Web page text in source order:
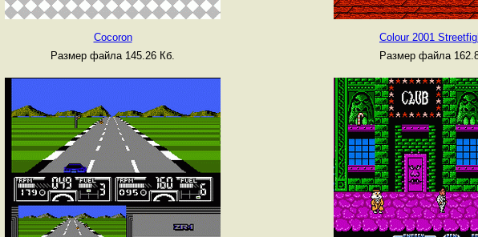
Cocoron
Размер файла 145.26 Кб.
Colour 2001
Размер файла